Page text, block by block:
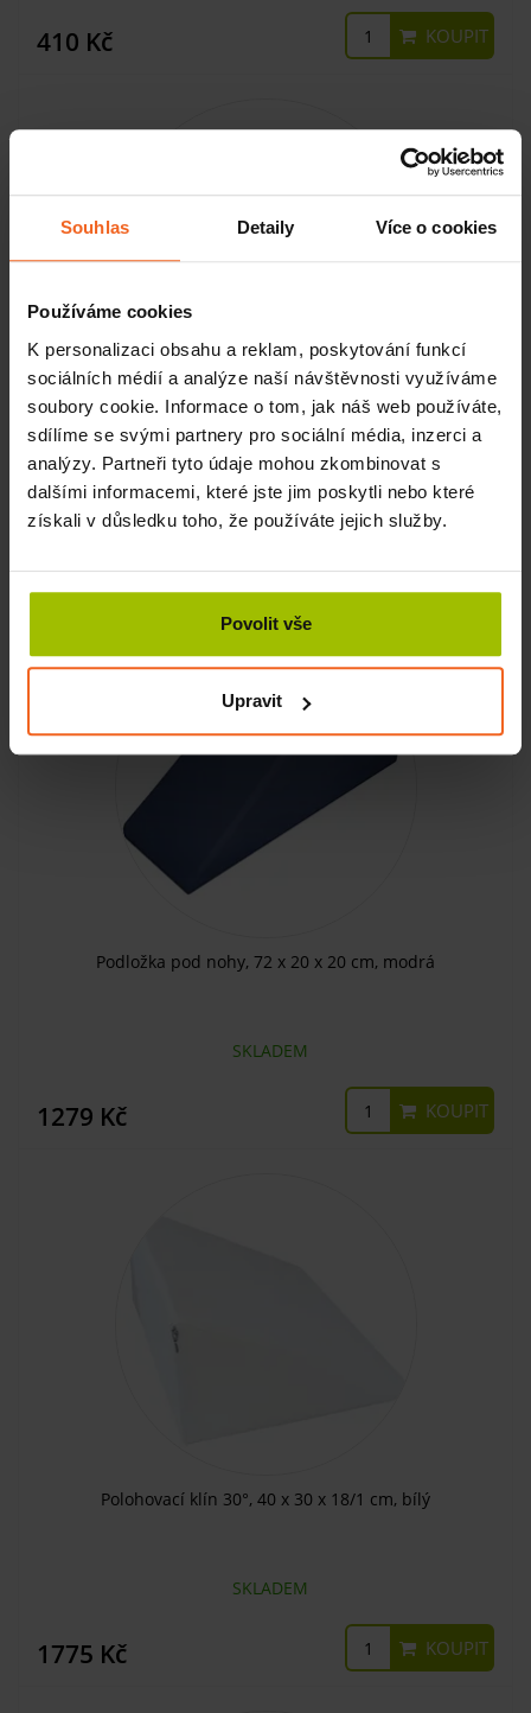
Souhlas Detaily Více o cookies
Používáme cookies
K personalizaci obsahu a reklam, poskytování funkcí
sociálních médií a analýze naší návštěvnosti využíváme
soubory cookie. Informace o tom, jak náš web používáte,
sdílíme se svými partnery pro sociální média, inzerci a
analýzy. Partneři tyto údaje mohou zkombinovat s
dalšími informacemi, které jste jim poskytli nebo které
získali v důsledku toho, že používáte jejich služby.
Povolit vše
Upravit
410 Kč KOUPIT
Půlválec s imitací kůže, 50 x 25 x 12,5 cm, bílý
SKLADEM
465 Kč KOUPIT
Podložka pod nohy, 72 x 20 x 20 cm, modrá
SKLADEM
1279 Kč KOUPIT
Polohovací klín 30°, 40 x 30 x 18/1 cm, bílý
SKLADEM
1775 Kč KOUPIT